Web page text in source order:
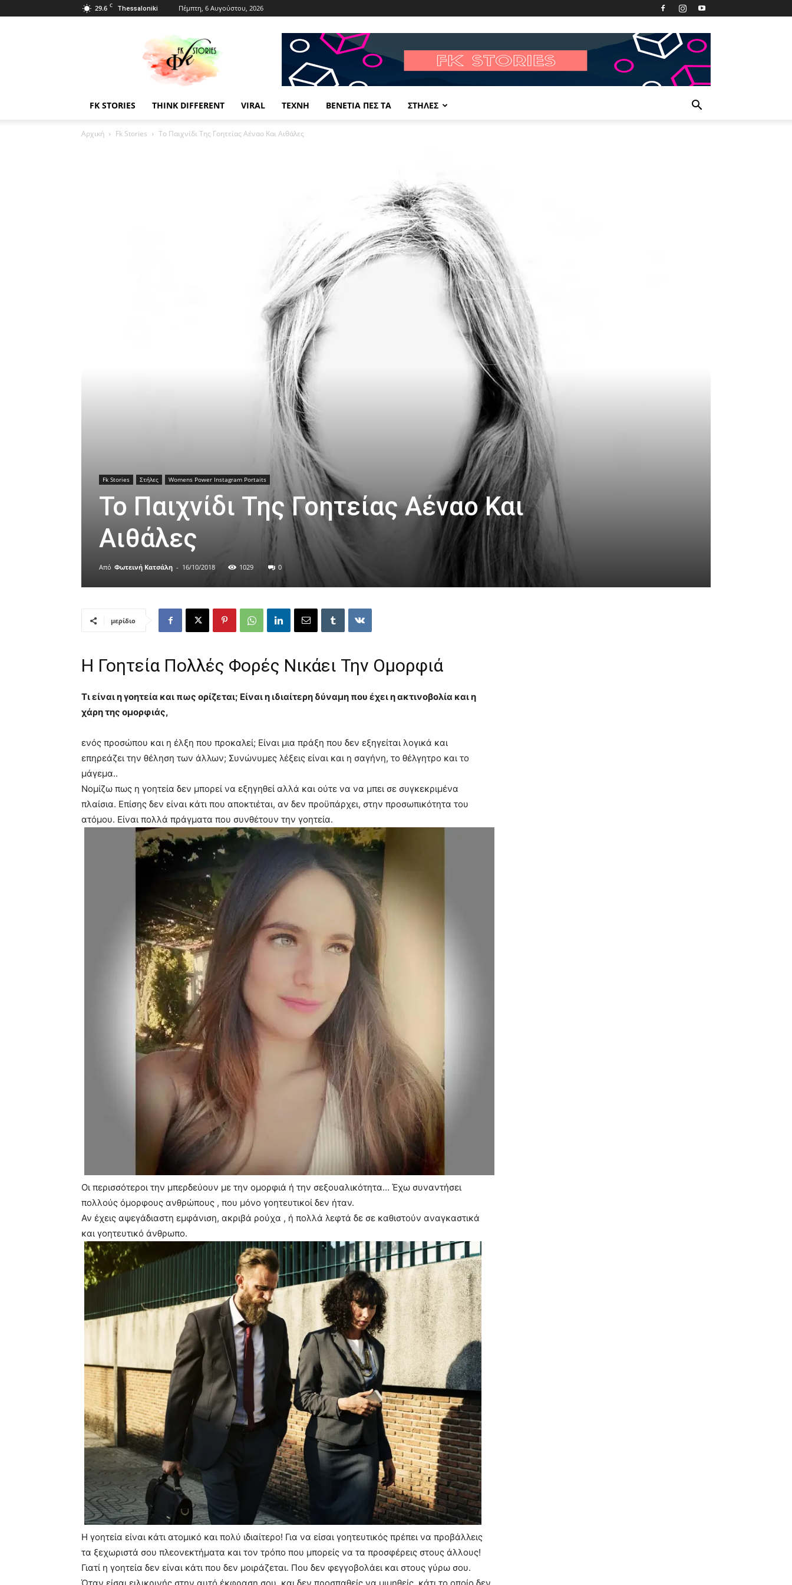
29.6 C Thessaloniki Πέμπτη, 6 Αυγούστου, 2026
Fkstories
FK STORIES THINK DIFFERENT VIRAL ΤΕΧΝΗ ΒΕΝΕΤΙΑ ΠΕΣ ΤΑ ΣΤΗΛΕΣ
Αρχική Fk Stories Το Παιχνίδι Της Γοητείας Αέναο Και Αιθάλες
Fk Stories Στήλες Womens Power Instagram Portaits
Το Παιχνίδι Της Γοητείας Αέναο Και
Αιθάλες
Από Φωτεινή Κατσάλη - 16/10/2018 1029 0
μερίδιο
Η Γοητεία Πολλές Φορές Νικάει Την Ομορφιά
Τι είναι η γοητεία και πως ορίζεται; Είναι η ιδιαίτερη δύναμη που έχει η ακτινοβολία και η
χάρη της ομορφιάς,
ενός προσώπου και η έλξη που προκαλεί; Είναι μια πράξη που δεν εξηγείται λογικά και
επηρεάζει την θέληση των άλλων; Συνώνυμες λέξεις είναι και η σαγήνη, το θέλγητρο και το
μάγεμα..
Νομίζω πως η γοητεία δεν μπορεί να εξηγηθεί αλλά και ούτε να να μπει σε συγκεκριμένα
πλαίσια. Επίσης δεν είναι κάτι που αποκτιέται, αν δεν προϋπάρχει, στην προσωπικότητα του
ατόμου. Είναι πολλά πράγματα που συνθέτουν την γοητεία.
Οι περισσότεροι την μπερδεύουν με την ομορφιά ή την σεξουαλικότητα… Έχω συναντήσει
πολλούς όμορφους ανθρώπους , που μόνο γοητευτικοί δεν ήταν.
Αν έχεις αψεγάδιαστη εμφάνιση, ακριβά ρούχα , ή πολλά λεφτά δε σε καθιστούν αναγκαστικά
και γοητευτικό άνθρωπο.
Η γοητεία είναι κάτι ατομικό και πολύ ιδιαίτερο! Για να είσαι γοητευτικός πρέπει να προβάλλεις
τα ξεχωριστά σου πλεονεκτήματα και τον τρόπο που μπορείς να τα προσφέρεις στους άλλους!
Γιατί η γοητεία δεν είναι κάτι που δεν μοιράζεται. Που δεν φεγγοβολάει και στους γύρω σου.